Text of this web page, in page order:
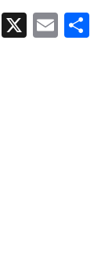
X E
m
Pa
rt